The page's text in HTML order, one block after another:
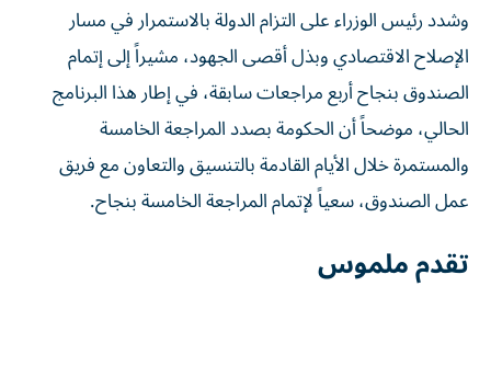
وشدد رئيس الوزراء على التزام الدولة بالاستمرار في مسار
الإصلاح الاقتصادي وبذل أقصى الجهود، مشيراً إلى إتمام
الصندوق بنجاح أربع مراجعات سابقة، في إطار هذا البرنامج
الحالي، موضحاً أن الحكومة بصدد المراجعة الخامسة
والمستمرة خلال الأيام القادمة بالتنسيق والتعاون مع فريق
عمل الصندوق، سعياً لإتمام المراجعة الخامسة بنجاح.
تقدم ملموس